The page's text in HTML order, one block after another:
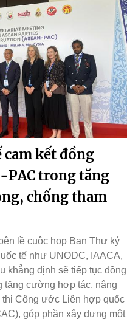
cam kết đồng
PAC trong tăng
chống tham
lề cuộc họp Ban Thư ký
tế như UNODC, IAACA,
khẳng định sẽ tiếp tục đồng
tăng cường hợp tác, nâng
Công ước Liên hợp quốc
góp phần xây dựng một